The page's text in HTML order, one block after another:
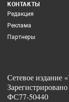
КОНТАКТЫ
Редакция
Реклама
Партнеры
Сетевое издание
ФС77-50440